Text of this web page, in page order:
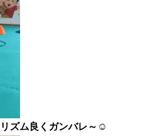
ズム良くガンバレ～☺